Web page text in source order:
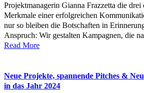
Projektmanagerin Gianna Frazzetta die drei
Merkmale einer erfolgreichen
nur so bleiben die Botschaften in
Anspruch: Wir gestalten Kampagnen, die
Read More
Neue Projekte, spannende Pitches &
in das Jahr 2024